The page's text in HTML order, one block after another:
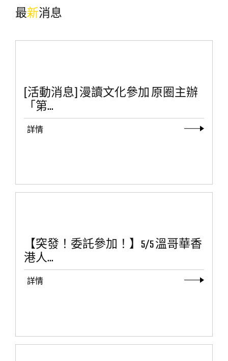
最新消息
[活動消息] 漫讀文化參加 原圈主辦
「第...
詳情
【突發！委託參加！】5/5 溫哥華香
港人...
詳情